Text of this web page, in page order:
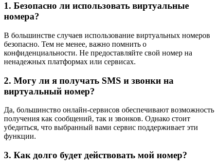
1. Безопасно ли использовать виртуальные
номера?
В большинстве случаев использование виртуальных номеров
безопасно. Тем не менее, важно помнить о
конфиденциальности. Не предоставляйте свой номер на
ненадежных платформах или сервисах.
2. Могу ли я получать SMS и звонки на
виртуальный номер?
Да, большинство онлайн-сервисов обеспечивают возможность
получения как сообщений, так и звонков. Однако стоит
убедиться, что выбранный вами сервис поддерживает эти
функции.
3. Как долго будет действовать мой номер?